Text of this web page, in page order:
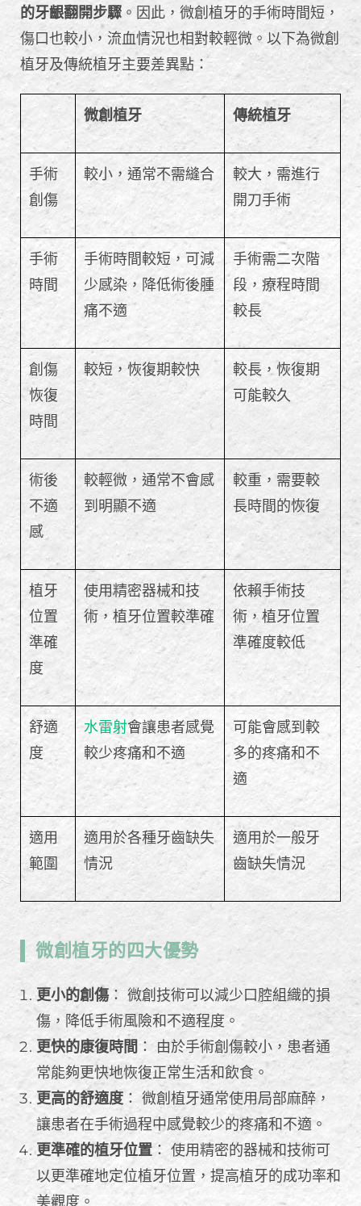
的牙齦翻開步驟 。因此，微創植牙的手術時間短，
傷口也較小，流血情況也相對較輕微。以下為微創
植牙及傳統植牙主要差異點：
微創植牙 傳統植牙
手術
創傷
較小，通常不需縫合
較大，需進行
開刀手術
手術
時間
手術時間較短，可減
少感染，降低術後腫
痛不適
手術需二次階
段，療程時間
較長
創傷
恢復
時間
較短，恢復期較快
較長，恢復期
可能較久
術後
不適
感
較輕微，通常不會感
到明顯不適
較重，需要較
長時間的恢復
植牙
位置
準確
度
使用精密器械和技
術，植牙位置較準確
依賴手術技
術，植牙位置
準確度較低
舒適
度
水雷射會讓患者感覺
較少疼痛和不適
可能會感到較
多的疼痛和不
適
適用
範圍
適用於各種牙齒缺失
情況
適用於一般牙
齒缺失情況
微創植牙的四大優勢
更小的創傷 ： 微創技術可以減少口腔組織的損
傷，降低手術風險和不適程度。
更快的康復時間 ： 由於手術創傷較小，患者通
常能夠更快地恢復正常生活和飲食。
更高的舒適度 ： 微創植牙通常使用局部麻醉，
讓患者在手術過程中感覺較少的疼痛和不適。
更準確的植牙位置： 使用精密的器械和技術可
以更準確地定位植牙位置，提高植牙的成功率和
美觀度。